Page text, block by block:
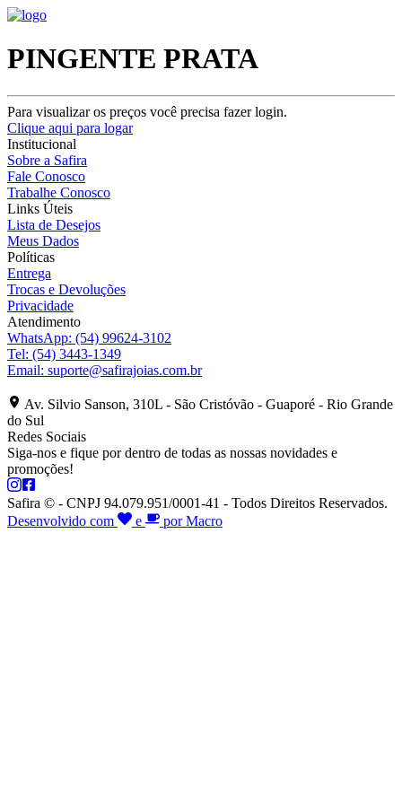
PINGENTE PRATA
Para visualizar os preços você precisa fazer login.
Clique aqui para logar
Institucional
Sobre a Safira
Fale Conosco
Trabalhe Conosco
Links Úteis
Lista de Desejos
Meus Dados
Políticas
Entrega
Trocas e Devoluções
Privacidade
Atendimento
WhatsApp: (54) 99624-3102
Tel: (54) 3443-1349
Email: suporte@safirajoias.com.br
Av. Silvio Sanson, 310L - São Cristóvão - Guaporé - Rio Grande
do Sul
Redes Sociais
Siga-nos e fique por dentro de todas as nossas novidades e
promoções!
Safira © - CNPJ 94.079.951/0001-41 - Todos Direitos Reservados.
Desenvolvido com
e por Macro